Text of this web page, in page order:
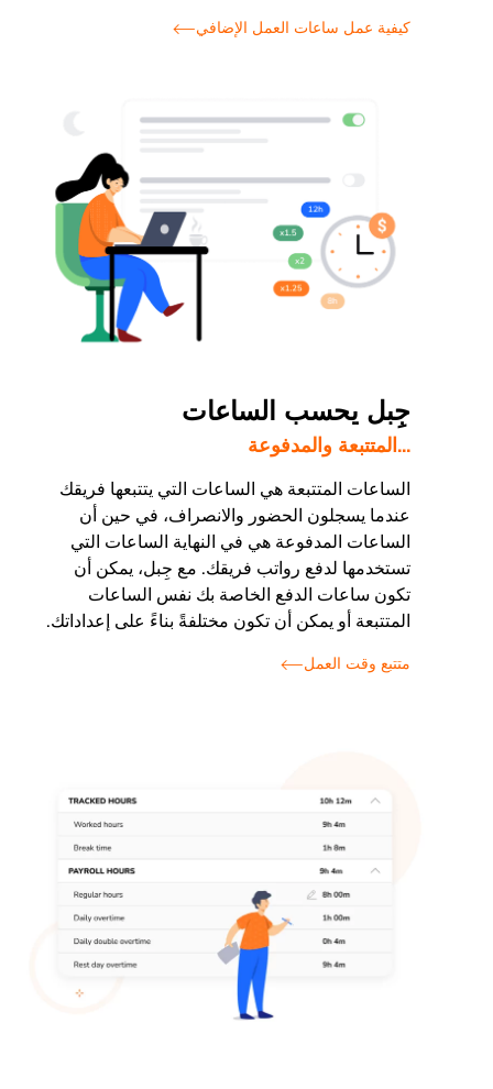
كيفية عمل ساعات العمل الإضافي
جِبل يحسب الساعات
...المتتبعة والمدفوعة
الساعات المتتبعة هي الساعات التي يتتبعها فريقك
عندما يسجلون الحضور والانصراف، في حين أن
الساعات المدفوعة هي في النهاية الساعات التي
تستخدمها لدفع رواتب فريقك. مع جِبل، يمكن أن
تكون ساعات الدفع الخاصة بك نفس الساعات
المتتبعة أو يمكن أن تكون مختلفةً بناءً على إعداداتك.
متتبع وقت العمل